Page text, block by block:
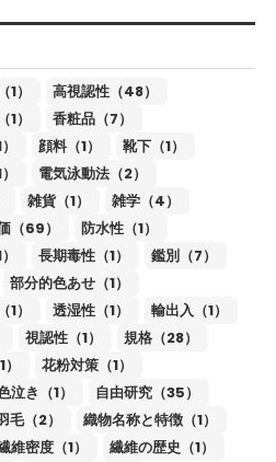
）
高視認性（48）
）
香粧品（7）
顔料（1）
靴下（1）
電気泳動法（2）
雑貨（1）
雑学（4）
（69）
防水性（1）
長期毒性（1）
鑑別（7）
部分的色あせ（1）
） 透湿性（1）
輸出入（1）
視認性（1）
規格（28）
花粉対策（1）
泣き（1）
自由研究（35）
毛（2）
織物名称と特徴（1）
維密度（1）
繊維の歴史（1）